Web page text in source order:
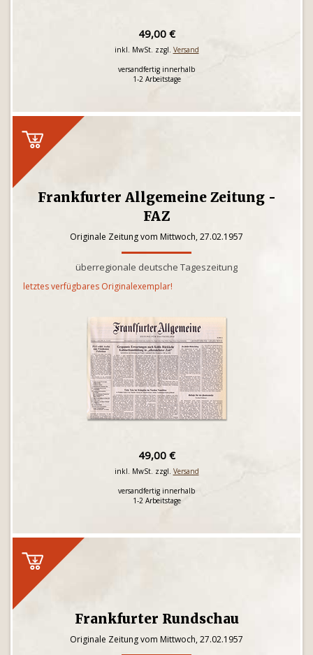
49,00 €
inkl. MwSt. zzgl. Versand
versandfertig innerhalb
1-2 Arbeitstage
Frankfurter Allgemeine Zeitung -
FAZ
Originale Zeitung vom Mittwoch, 27.02.1957
überregionale deutsche Tageszeitung
letztes verfügbares Originalexemplar!
49,00 €
inkl. MwSt. zzgl. Versand
versandfertig innerhalb
1-2 Arbeitstage
Frankfurter Rundschau
Originale Zeitung vom Mittwoch, 27.02.1957